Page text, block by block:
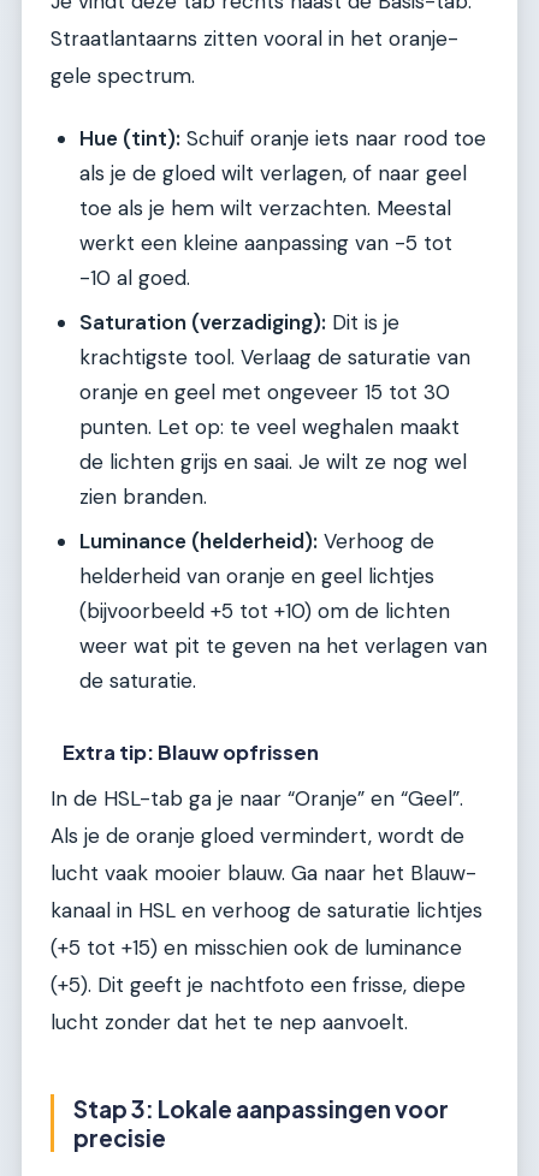
Straatlantaarns zitten vooral in het oranje-
gele spectrum.
Hue (tint): Schuif oranje iets naar rood toe
als je de gloed wilt verlagen, of naar geel
toe als je hem wilt verzachten. Meestal
werkt een kleine aanpassing van -5 tot
-10 al goed.
Saturation (verzadiging): Dit is je
krachtigste tool. Verlaag de saturatie van
oranje en geel met ongeveer 15 tot 30
punten. Let op: te veel weghalen maakt
de lichten grijs en saai. Je wilt ze nog wel
zien branden.
Luminance (helderheid): Verhoog de
helderheid van oranje en geel lichtjes
(bijvoorbeeld +5 tot +10) om de lichten
weer wat pit te geven na het verlagen van
de saturatie.
Extra tip: Blauw opfrissen
In de HSL-tab ga je naar “Oranje” en “Geel”.
Als je de oranje gloed vermindert, wordt de
lucht vaak mooier blauw. Ga naar het Blauw-
kanaal in HSL en verhoog de saturatie lichtjes
(+5 tot +15) en misschien ook de luminance
(+5). Dit geeft je nachtfoto een frisse, diepe
lucht zonder dat het te nep aanvoelt.
Stap 3: Lokale aanpassingen voor
precisie